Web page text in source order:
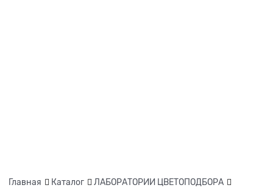
Главная Каталог ЛАБОРАТОРИИ ЦВЕТОПОДБОРА